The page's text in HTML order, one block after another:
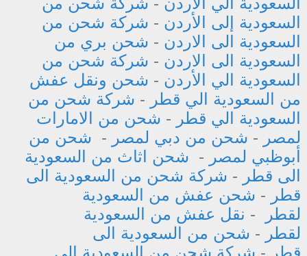
السعودية إلى الأردن - شركة شحن من
السعودية الى الاردن - شحن بري من
السعودية الى الاردن - شركة شحن من
السعودية الي الأردن - شحن ونقل عفش
من السعودية الي قطر - شركة شحن من
السعودية الي قطر - شحن من الامارات
لمصر - شحن من دبي لمصر - شحن من
أبوظبي لمصر - شحن اثاث من السعودية
الى قطر - شركة شحن من السعودية الى
قطر - شحن عفش من السعودية
لقطر
- نقل عفش من السعودية
لقطر - شحن من السعودية الى